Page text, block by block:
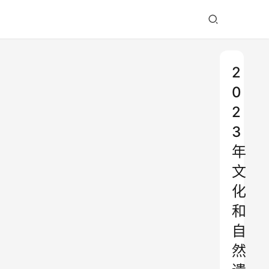
2
0
2
3
年
文
化
和
自
然